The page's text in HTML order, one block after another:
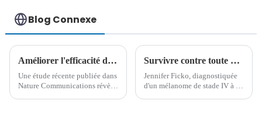
Blog Connexe
Améliorer l'efficacité du PROTAC : une étude révolutionnaire
Une étude récente publiée dans
Nature Communications révèle
Survivre contre toute attente : 14 ans de résilience dans la lutte contre le mélanome de stade IV
Jennifer Ficko, diagnostiquée
d'un mélanome de stade IV à 48